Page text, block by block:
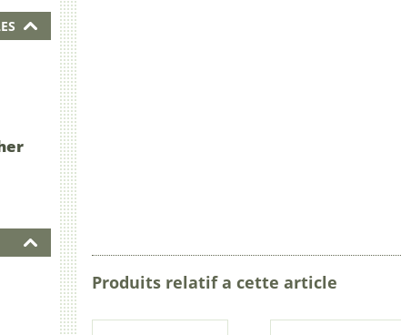
Produits relatif a cette article